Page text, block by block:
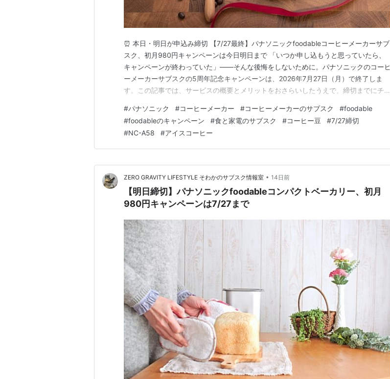
⏰ 本日・明日が申込み締切 【7/27最終】パナソニックfoodableコーヒーメーカーサブ
スク、初月980円キャンペーンは今日明日まで 「いつか申し込もうと思っていたら、
キャンペーンが終わっていた」——そんな後悔をしないために。パナソニックのコーヒ
ーメーカーサブスクの5周年記念キャンペーンは、2026年7月27日（月）で終了しま
す。この記事では、サービスの概要とメリットをおさらいしたうえで、締切までにチェ
💰 初月980円（50%OFF） 🎁 先着300名に豆プレゼント 目次 パナソニックfoodable
コ…
#パナソニック #コーヒーメーカー #コーヒーメーカーのサブスク #foodable
#foodableのキャンペーン #食と家電のサブスク #コーヒー豆 #7/27締切
#NC-A58 #アイスコーヒー
ZERO GRAVITY LIFESTYLE そわかのサブスク情報室 • 14日前
【明日締切】パナソニックfoodableコンパクトベーカリー、初月
980円キャンペーンは7/27まで